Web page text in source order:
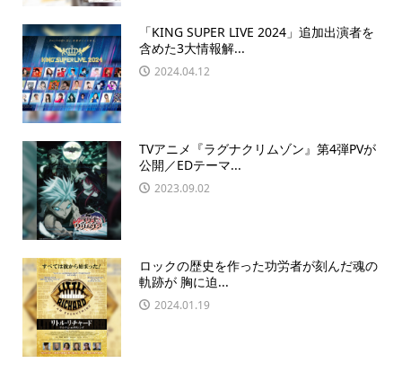
「KING SUPER LIVE 2024」追加出演者を
含めた3大情報解...
2024.04.12
TVアニメ『ラグナクリムゾン』第4弾PVが
公開／EDテーマ...
2023.09.02
ロックの歴史を作った功労者が刻んだ魂の
軌跡が 胸に迫...
2024.01.19